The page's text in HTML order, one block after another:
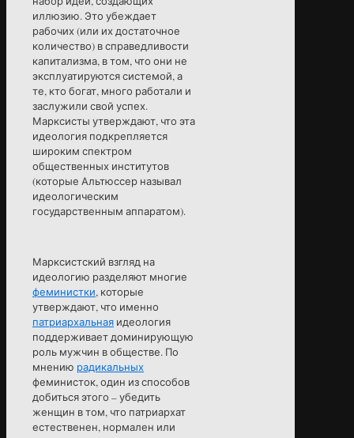
иллюзию. Это убеждает
рабочих (или их достаточное
количество) в справедливости
капитализма, в том, что они не
эксплуатируются системой, а
те, кто богат, много работали и
заслужили свой успех.
Марксисты утверждают, что эта
идеология подкрепляется
широким спектром
общественных институтов
(которые Альтюссер называл
идеологическим
государственным аппаратом).
Марксистский взгляд на
идеологию разделяют многие
феминистки, которые
утверждают, что именно
патриархальная идеология
поддерживает доминирующую
роль мужчин в обществе. По
мнению радикальных
феминисток, один из способов
добиться этого – убедить
женщин в том, что патриархат
естественен, нормален или